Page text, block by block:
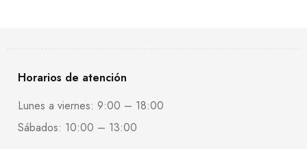
Horarios de atención
Lunes a viernes: 9:00 – 18:00
Sábados: 10:00 – 13:00